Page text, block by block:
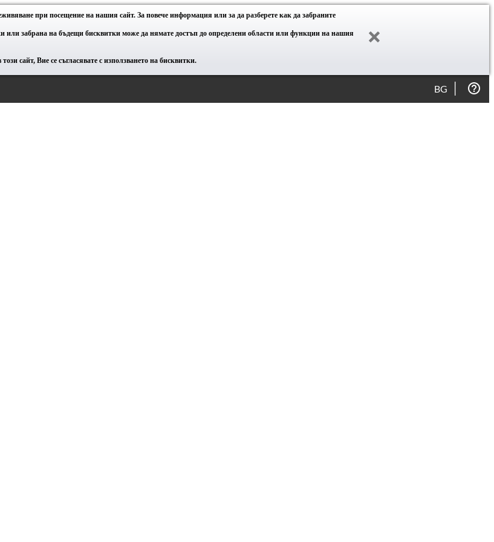
при посещение на нашия сайт. За повече информация или за да разберете как да забраните
или забрана на бъдещи бисквитки може да нямате достъп до определени области или функции на нашия
сайт, Вие се съгласявате с използването на бисквитки.
BG